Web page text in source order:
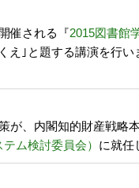
催される『2015図書館
え｣と題する講演を行い
が、内閣知的財産戦略
ム検討委員会） に就任